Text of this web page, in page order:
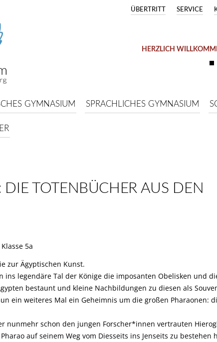
SERVICE
ÜBERTRITT
HERZLICH
GYMNASIUM SPRACHLICHES GYMNASIUM
DIE TOTENBÜCHER AUS DEN
5a
zur Ägyptischen Kunst.
ins legendäre Tal der Könige die imposanten Obelisken und
bestaunt und kleine Nachbildungen zu diesen als
ein weiteres Mal ein Geheimnis um die großen Pharaonen:
schon den jungen Forscher*innen vertrauten
auf seinem Weg vom Diesseits ins Jenseits zu bestehen